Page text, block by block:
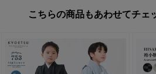
こちらの商品もあわせてチェ